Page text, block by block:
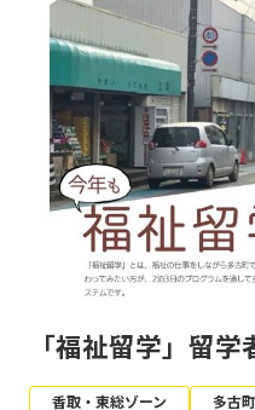
「福祉留学」留
香取・東総ゾーン
多古町